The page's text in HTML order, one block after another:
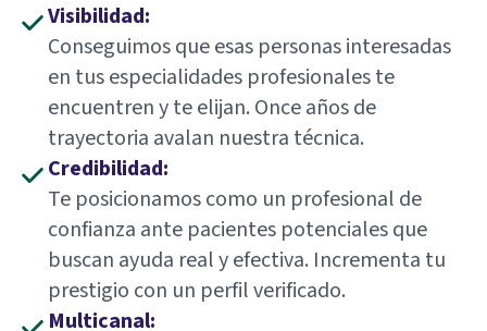
Visibilidad:
Conseguimos que esas personas interesadas
en tus especialidades profesionales te
encuentren y te elijan. Once años de
trayectoria avalan nuestra técnica.
Credibilidad:
Te posicionamos como un profesional de
confianza ante pacientes potenciales que
buscan ayuda real y efectiva. Incrementa tu
prestigio con un perfil verificado.
Multicanal: